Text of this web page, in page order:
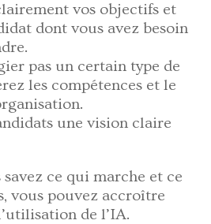
vos objectifs et
dont vous avez besoin
pas un certain type de
les compétences et le
une vision claire
ce qui marche et ce
vous pouvez accroître
de l’IA.